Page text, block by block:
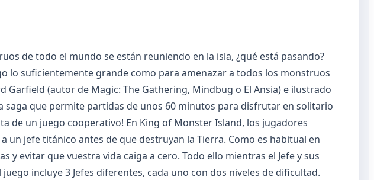
de todo el mundo se están reuniendo en la isla, ¿qué está pasando?
lo suficientemente grande como para amenazar a todos los monstruos
(autor de Magic: The Gathering, Mindbug o El Ansia) e ilustrado
que permite partidas de unos 60 minutos para disfrutar en solitario
de un juego cooperativo! En King of Monster Island, los jugadores
jefe titánico antes de que destruyan la Tierra. Como es habitual en
evitar que vuestra vida caiga a cero. Todo ello mientras el Jefe y sus
incluye 3 Jefes diferentes, cada uno con dos niveles de dificultad.